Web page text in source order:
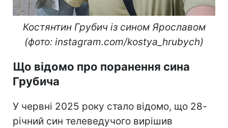
Костянтин Грубич із сином Ярославом
(фото: instagram.com/kostya_hrubych)
Що відомо про поранення сина
Грубича
У червні 2025 року стало відомо, що 28-
річний син телеведучого вирішив